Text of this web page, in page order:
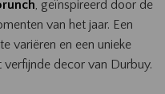
, geïnspireerd door de
van het jaar. Een
variëren en een unieke
decor van Durbuy.